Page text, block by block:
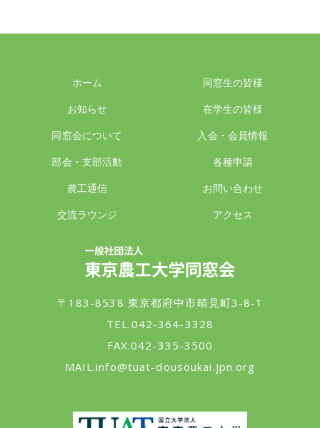
ホーム
お知らせ
同窓会について
部会・支部活動
農工通信
交流ラウンジ
同窓生の皆様
在学生の皆様
入会・会員情報
各種申請
お問い合わせ
アクセス
〒183-8538 東京都府中市晴見町3-8-1
TEL.042-364-3328
FAX.042-335-3500
MAIL.info@tuat-dousoukai.jpn.org